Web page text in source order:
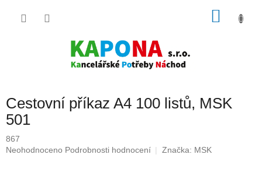
Cestovní příkaz A4 100 listů, MSK
501
867
Průměrné
Neohodnoceno Podrobnosti hodnocení Značka: MSK